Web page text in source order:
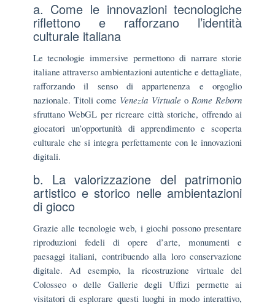
a. Come le innovazioni tecnologiche
riflettono e rafforzano l’identità
culturale italiana
Le tecnologie immersive permettono di narrare storie
italiane attraverso ambientazioni autentiche e dettagliate,
rafforzando il senso di appartenenza e orgoglio
nazionale. Titoli come Venezia Virtuale o Rome Reborn
sfruttano WebGL per ricreare città storiche, offrendo ai
giocatori un’opportunità di apprendimento e scoperta
culturale che si integra perfettamente con le innovazioni
digitali.
b. La valorizzazione del patrimonio
artistico e storico nelle ambientazioni
di gioco
Grazie alle tecnologie web, i giochi possono presentare
riproduzioni fedeli di opere d’arte, monumenti e
paesaggi italiani, contribuendo alla loro conservazione
digitale. Ad esempio, la ricostruzione virtuale del
Colosseo o delle Gallerie degli Uffizi permette ai
visitatori di esplorare questi luoghi in modo interattivo,